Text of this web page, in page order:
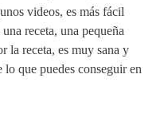
videos, es más fácil
receta, una pequeña
la receta, es muy sana y
lo que puedes conseguir en